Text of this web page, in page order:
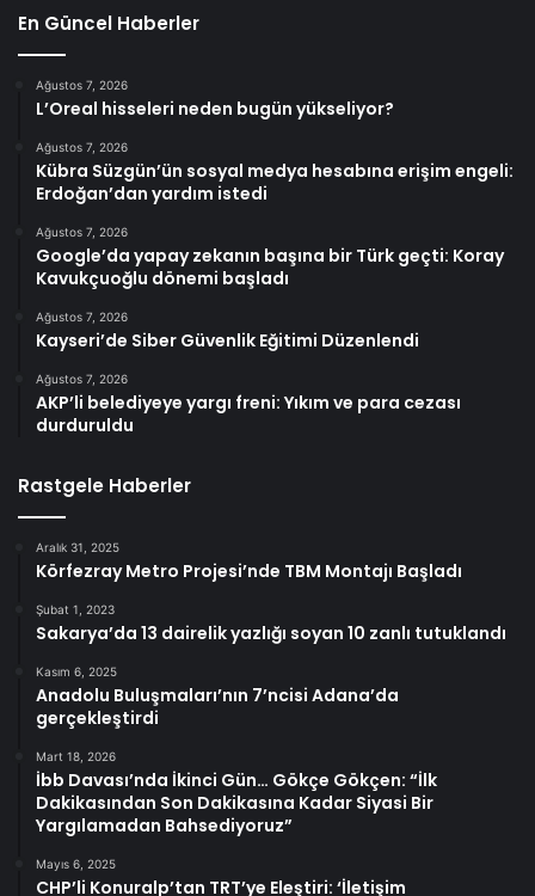
En Güncel Haberler
Ağustos 7, 2026
L’Oreal hisseleri neden bugün yükseliyor?
Ağustos 7, 2026
Kübra Süzgün’ün sosyal medya hesabına erişim engeli:
Erdoğan’dan yardım istedi
Ağustos 7, 2026
Google’da yapay zekanın başına bir Türk geçti: Koray
Kavukçuoğlu dönemi başladı
Ağustos 7, 2026
Kayseri’de Siber Güvenlik Eğitimi Düzenlendi
Ağustos 7, 2026
AKP’li belediyeye yargı freni: Yıkım ve para cezası
durduruldu
Rastgele Haberler
Aralık 31, 2025
Körfezray Metro Projesi’nde TBM Montajı Başladı
Şubat 1, 2023
Sakarya’da 13 dairelik yazlığı soyan 10 zanlı tutuklandı
Kasım 6, 2025
Anadolu Buluşmaları’nın 7’ncisi Adana’da
gerçekleştirdi
Mart 18, 2026
İbb Davası’nda İkinci Gün… Gökçe Gökçen: “İlk
Dakikasından Son Dakikasına Kadar Siyasi Bir
Yargılamadan Bahsediyoruz”
Mayıs 6, 2025
CHP’li Konuralp’tan TRT’ye Eleştiri: ‘İletişim